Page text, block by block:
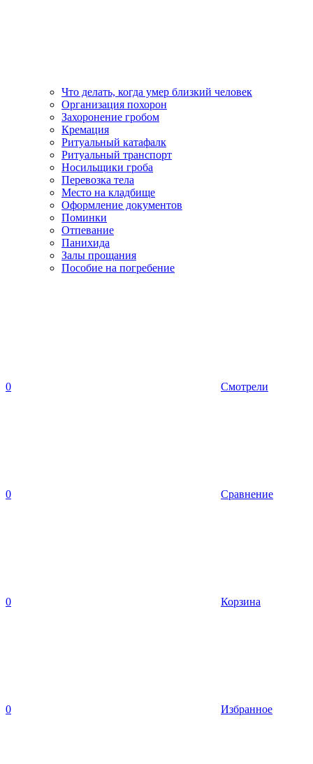
Что делать, когда умер близкий человек
Организация похорон
Захоронение гробом
Кремация
Ритуальный катафалк
Ритуальный транспорт
Носильщики гроба
Перевозка тела
Место на кладбище
Оформление документов
Поминки
Отпевание
Панихида
Залы прощания
Пособие на погребение
0 Смотрели
0 Сравнение
0 Корзина
0 Избранное